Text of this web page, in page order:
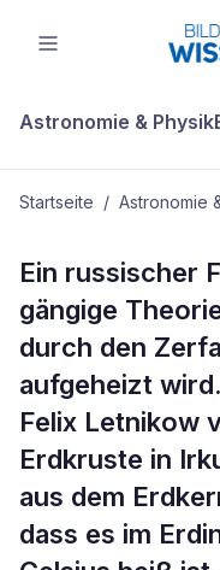
Astronomie & Physik
Startseite / Astronomie
Forscher:
Erdinnere auf
Ein russischer
gängige
durch den
aufgeheizt
Felix Letnikow
Erdkruste in
aus dem
dass es im